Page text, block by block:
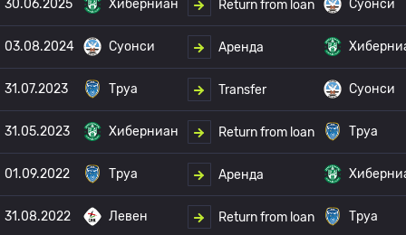
30.06.2025 Хиберниан Return from loan Суонси
03.08.2024 Суонси Аренда
31.07.2023 Труа Transfer Суонси
31.05.2023 Хиберниан Return from loan Труа
01.09.2022 Труа Аренда
31.08.2022 Левен Return from loan Труа